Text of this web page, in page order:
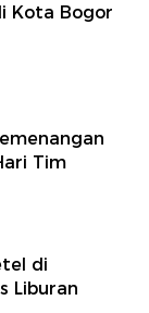
Kota Bogor
Tim
di
Liburan